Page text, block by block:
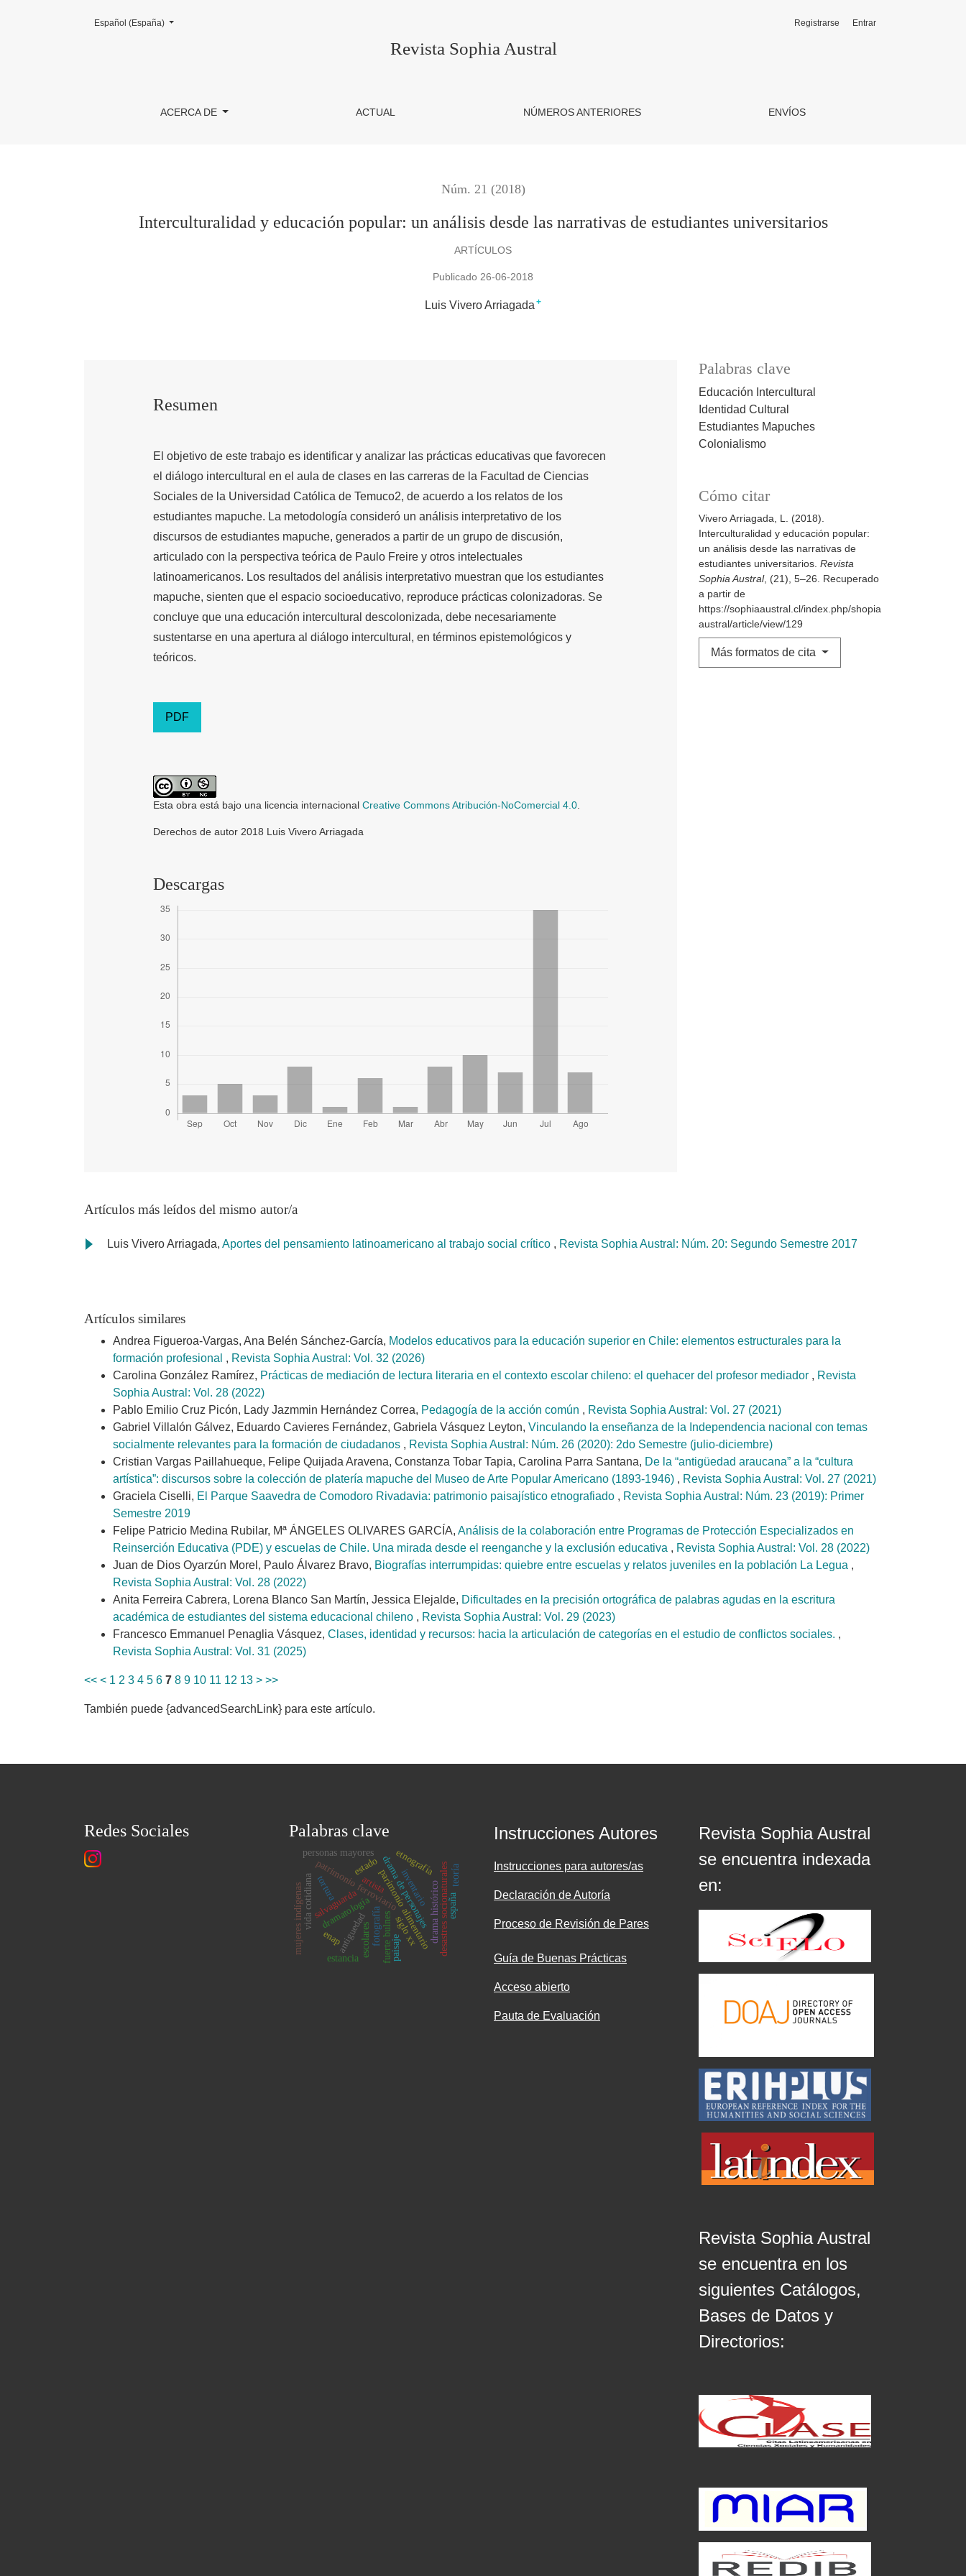
Interculturalidad y educación popular: un análisis desde las narrativas de estudiantes universitarios
Revista Sophia Austral
ACERCA DE ACTUAL NÚMEROS ANTERIORES ENVÍOS
Registrarse Entrar
Cambiar el idioma. El actual es:
Español (España)
Núm. 21 (2018)
Interculturalidad y educación popular: un análisis desde las narrativas de estudiantes universitarios
ARTÍCULOS
Publicado 26-06-2018
Luis Vivero Arriagada +
Palabras clave
Educación Intercultural
Identidad Cultural
Estudiantes Mapuches
Colonialismo
Cómo citar
Vivero Arriagada, L. (2018).
Interculturalidad y educación popular:
un análisis desde las narrativas de
estudiantes universitarios. Revista
Sophia Austral, (21), 5–26. Recuperado
a partir de
https://sophiaaustral.cl/index.php/shopia
austral/article/view/129
Más formatos de cita
Resumen
El objetivo de este trabajo es identificar y analizar las prácticas educativas que favorecen
el diálogo intercultural en el aula de clases en las carreras de la Facultad de Ciencias
Sociales de la Universidad Católica de Temuco2, de acuerdo a los relatos de los
estudiantes mapuche. La metodología consideró un análisis interpretativo de los
discursos de estudiantes mapuche, generados a partir de un grupo de discusión,
articulado con la perspectiva teórica de Paulo Freire y otros intelectuales
latinoamericanos. Los resultados del análisis interpretativo muestran que los estudiantes
mapuche, sienten que el espacio socioeducativo, reproduce prácticas colonizadoras. Se
concluye que una educación intercultural descolonizada, debe necesariamente
sustentarse en una apertura al diálogo intercultural, en términos epistemológicos y
teóricos.
PDF
Esta obra está bajo una licencia internacional Creative Commons Atribución-NoComercial 4.0.
Derechos de autor 2018 Luis Vivero Arriagada
Descargas
Artículos más leídos del mismo autor/a
Luis Vivero Arriagada, Aportes del pensamiento latinoamericano al trabajo social crítico , Revista Sophia Austral: Núm. 20: Segundo Semestre 2017
Artículos similares
Andrea Figueroa-Vargas, Ana Belén Sánchez-García, Modelos educativos para la educación superior en Chile: elementos estructurales para la
formación profesional , Revista Sophia Austral: Vol. 32 (2026)
Carolina González Ramírez, Prácticas de mediación de lectura literaria en el contexto escolar chileno: el quehacer del profesor mediador , Revista
Sophia Austral: Vol. 28 (2022)
Pablo Emilio Cruz Picón, Lady Jazmmin Hernández Correa, Pedagogía de la acción común , Revista Sophia Austral: Vol. 27 (2021)
Gabriel Villalón Gálvez, Eduardo Cavieres Fernández, Gabriela Vásquez Leyton, Vinculando la enseñanza de la Independencia nacional con temas
socialmente relevantes para la formación de ciudadanos , Revista Sophia Austral: Núm. 26 (2020): 2do Semestre (julio-diciembre)
Cristian Vargas Paillahueque, Felipe Quijada Aravena, Constanza Tobar Tapia, Carolina Parra Santana, De la “antigüedad araucana” a la “cultura
artística”: discursos sobre la colección de platería mapuche del Museo de Arte Popular Americano (1893-1946) , Revista Sophia Austral: Vol. 27 (2021)
Graciela Ciselli, El Parque Saavedra de Comodoro Rivadavia: patrimonio paisajístico etnografiado , Revista Sophia Austral: Núm. 23 (2019): Primer
Semestre 2019
Felipe Patricio Medina Rubilar, Mª ÁNGELES OLIVARES GARCÍA, Análisis de la colaboración entre Programas de Protección Especializados en
Reinserción Educativa (PDE) y escuelas de Chile. Una mirada desde el reenganche y la exclusión educativa , Revista Sophia Austral: Vol. 28 (2022)
Juan de Dios Oyarzún Morel, Paulo Álvarez Bravo, Biografías interrumpidas: quiebre entre escuelas y relatos juveniles en la población La Legua ,
Revista Sophia Austral: Vol. 28 (2022)
Anita Ferreira Cabrera, Lorena Blanco San Martín, Jessica Elejalde, Dificultades en la precisión ortográfica de palabras agudas en la escritura
académica de estudiantes del sistema educacional chileno , Revista Sophia Austral: Vol. 29 (2023)
Francesco Emmanuel Penaglia Vásquez, Clases, identidad y recursos: hacia la articulación de categorías en el estudio de conflictos sociales. ,
Revista Sophia Austral: Vol. 31 (2025)
<< < 1 2 3 4 5 6 7 8 9 10 11 12 13 > >>
También puede {advancedSearchLink} para este artículo.
Redes Sociales Palabras clave
escolares parimonio alimentario
patrimonio ferroviario
dramatología drama de personajesdrama histórico
fuerte bulnes desastres socionaturales
personas mayores
salvaguarda
antiguedad
inventario
estado
fotografía siglo xx
españa
etnografía
paisaje
enap
vida cotidiana
mujeres indígenas tortura teoría
estancia
artista
Instrucciones Autores
Instrucciones para autores/as
Declaración de Autoría
Proceso de Revisión de Pares
Guía de Buenas Prácticas
Acceso abierto
Pauta de Evaluación
Revista Sophia Austral
se encuentra indexada
en:
Revista Sophia Austral
se encuentra en los
siguientes Catálogos,
Bases de Datos y
Directorios: